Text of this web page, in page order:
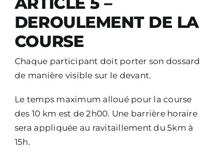
DEROULEMENT DE LA
COURSE
Chaque participant doit porter son dossard
de manière visible sur le devant.
Le temps maximum alloué pour la course
des 10 km est de 2h00. Une barrière horaire
sera appliquée au ravitaillement du 5km à
15h.